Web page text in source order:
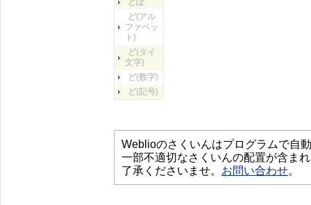
どぽ
ど(アル
ファベッ
ト)
ど(タイ
文字)
ど(数字)
ど(記号)
Weblioのさくいんはプログラムで自
一部不適切なさくいんの配置が含ま
了承くださいませ。 お問い合わせ。